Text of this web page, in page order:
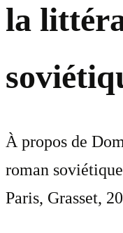
la
À propos de
roman
Paris, Grasset,